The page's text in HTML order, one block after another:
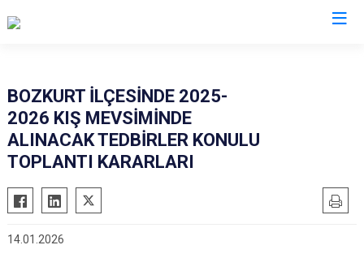
Abana
Ağlı
Azdavay
Hanönü
İhsangazi
BOZKURT İLÇESİNDE 2025-
2026 KIŞ MEVSİMİNDE
ALINACAK TEDBİRLER KONULU
TOPLANTI KARARLARI
14.01.2026